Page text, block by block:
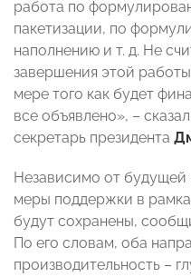
работа по
пакетизации, по
наполнению и т. д. Не
завершения этой
мере того как будет
все объявлено», –
секретарь президента
Независимо от
меры поддержки в
будут сохранены,
По его словам, оба
производительность –